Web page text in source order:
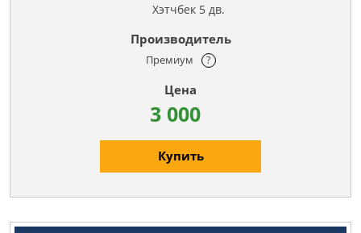
Хэтчбек 5 дв.
Премиум ?
3 000
Купить